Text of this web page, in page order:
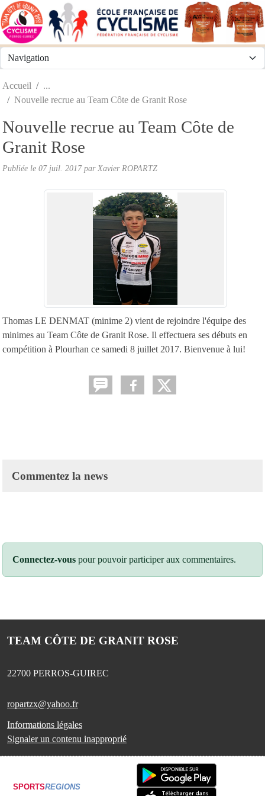
Accueil
Nouvelle recrue au Team Côte de Granit Rose
Nouvelle recrue au Team Côte de
Granit Rose
Publiée le 07 juil. 2017par Xavier ROPARTZ
Thomas LE DENMAT (minime 2) vient de rejoindre l'équipe des
minimes au Team Côte de Granit Rose. Il effectuera ses débuts en
compétition à Plourhan ce samedi 8 juillet 2017. Bienvenue à lui!
Commentez la news
Connectez-vous pour pouvoir participer aux commentaires.
TEAM CÔTE DE GRANIT ROSE
22700 PERROS-GUIREC
ropartzx@yahoo.fr
Informations légales
Signaler un contenu inapproprié
SPORTSREGIONS
Panneau de gestion des cookies